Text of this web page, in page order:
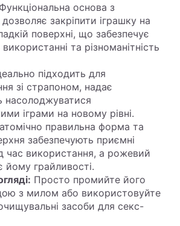
Функціональна основа з
закріпити іграшку на
поверхні, що забезпечує
використанні та різноманітність
підходить для
зі страпоном, надає
насолоджуватися
іграми на новому рівні.
правильна форма та
забезпечують приємні
час використання, а рожевий
йому грайливості.
Просто промийте його
з милом або використовуйте
засоби для секс-